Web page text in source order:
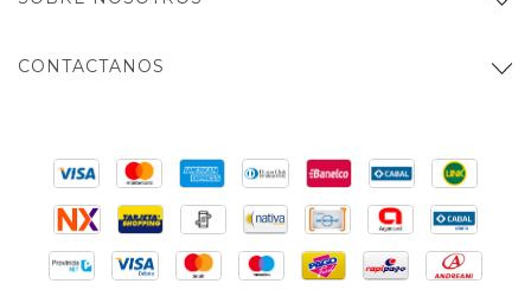
CONTACTANOS